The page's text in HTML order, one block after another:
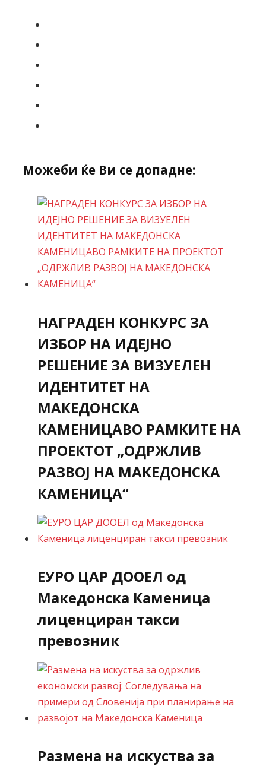
Можеби ќе Ви се допадне:
НАГРАДЕН КОНКУРС ЗА
ИЗБОР НА ИДЕЈНО
РЕШЕНИЕ ЗА ВИЗУЕЛЕН
ИДЕНТИТЕТ НА
МАКЕДОНСКА
КАМЕНИЦАВО РАМКИТЕ НА
ПРОЕКТОТ „ОДРЖЛИВ
РАЗВОЈ НА МАКЕДОНСКА
КАМЕНИЦА“
ЕУРО ЦАР ДООЕЛ од
Македонска Каменица
лиценциран такси
превозник
Размена на искуства за